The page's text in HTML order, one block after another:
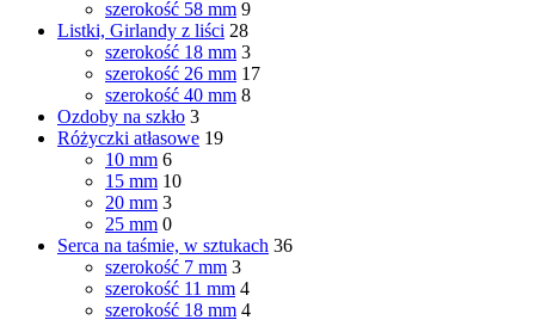
szerokość 58 mm 9
Listki, Girlandy z liści 28
szerokość 18 mm 3
szerokość 26 mm 17
szerokość 40 mm 8
Ozdoby na szkło 3
Różyczki atłasowe 19
10 mm 6
15 mm 10
20 mm 3
25 mm 0
Serca na taśmie, w sztukach 36
szerokość 7 mm 3
szerokość 11 mm 4
szerokość 18 mm 4